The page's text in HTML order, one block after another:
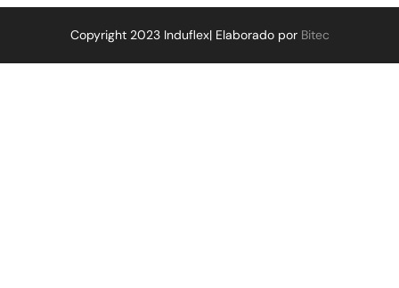
Copyright 2023 Induflex| Elaborado por Bitec